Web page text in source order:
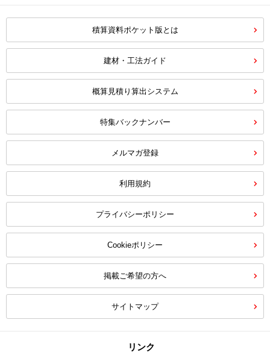
積算資料ポケット版とは
建材・工法ガイド
概算見積り算出システム
特集バックナンバー
メルマガ登録
利用規約
プライバシーポリシー
Cookieポリシー
掲載ご希望の方へ
サイトマップ
リンク